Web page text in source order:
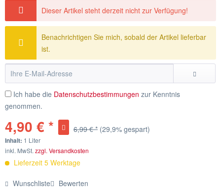
Dieser Artikel steht derzeit nicht zur Verfügung!
Benachrichtigen Sie mich, sobald der Artikel lieferbar
ist.
Ich habe die Datenschutzbestimmungen zur Kenntnis
genommen.
4,90 € * 6,99 € * (29,9% gespart)
Inhalt: 1 Liter
inkl. MwSt. zzgl. Versandkosten
Lieferzeit 5 Werktage
Wunschliste Bewerten